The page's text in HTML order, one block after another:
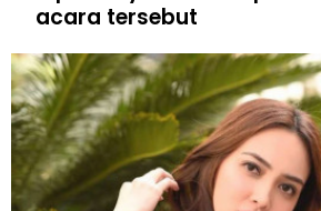
acara tersebut